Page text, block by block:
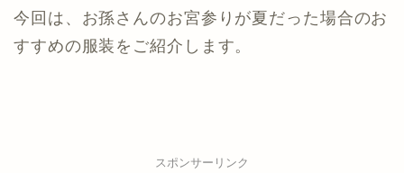
今回は、お孫さんのお宮参りが夏だった場合のお
すすめの服装をご紹介します。
スポンサーリンク